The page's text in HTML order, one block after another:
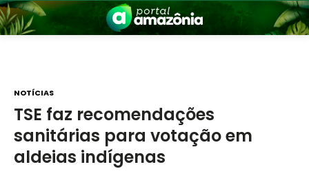
NOTÍCIAS
TSE faz recomendações
sanitárias para votação em
aldeias indígenas